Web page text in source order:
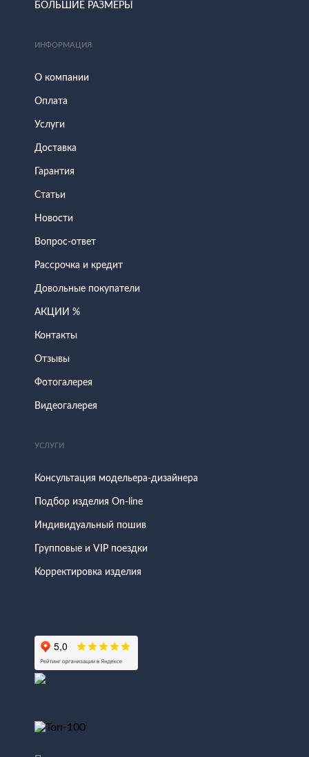
БОЛЬШИЕ РАЗМЕРЫ
ИНФОРМАЦИЯ
О компании
Оплата
Услуги
Доставка
Гарантия
Статьи
Новости
Вопрос-ответ
Рассрочка и кредит
Довольные покупатели
АКЦИИ %
Контакты
Отзывы
Фотогалерея
Видеогалерея
УСЛУГИ
Консультация модельера-дизайнера
Подбор изделия On-line
Индивидуальный пошив
Групповые и VIP поездки
Корректировка изделия